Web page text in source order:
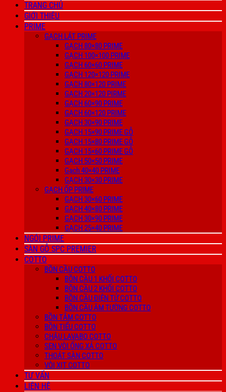
TRANG CHỦ
GIỚI THIỆU
PRIME
GẠCH LÁT PRIME
GẠCH 80×80 PRIME
GẠCH 100×100 PRIME
GẠCH 60×60 PRIME
GẠCH 120×120 PRIME
GẠCH 80×120 PRIME
GẠCH 20×120 PIRME
GẠCH 60×90 PRIME
GẠCH 60×120 PRIME
GẠCH 30×90 PRIME
GẠCH 15×90 PRIME GỖ
GẠCH 15×80 PRIME GỖ
GẠCH 15×60 PRIME GỖ
GẠCH 50×50 PRIME
Gạch 40×40 PRIME
GẠCH 30×30 PRIME
GẠCH ỐP PRIME
GẠCH 30×60 PRIME
GẠCH 40×80 PRIME
GẠCH 30×90 PRIME
GẠCH 25×40 PRIME
NGÓI PRIME
SÀN GỖ SPC PREMIER
COTTO
BỒN CẦU COTTO
BỒN CẦU 1 KHỐI COTTO
BỒN CẦU 2 KHỐI COTTO
BỒN CẦU ĐIỆN TỬ COTTO
BỒN CẦU ÂM TƯỜNG COTTO
BỒN TẮM COTTO
BỒN TIỂU COTTO
CHẬU LAVABO COTTO
SEN VÒI ỐNG XẢ COTTO
THOÁT SÀN COTTO
VÒI XỊT COTTO
TƯ VẤN
LIÊN HỆ